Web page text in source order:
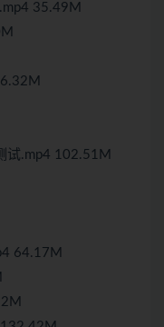
35.49M
试.mp4 102.51M
64.17M